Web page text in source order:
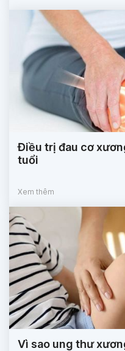
Điều trị đau cơ
tuổi
Xem thêm
Vì sao ung thư